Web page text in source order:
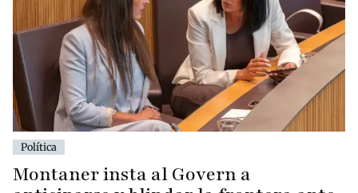
Política
Montaner insta al Govern a